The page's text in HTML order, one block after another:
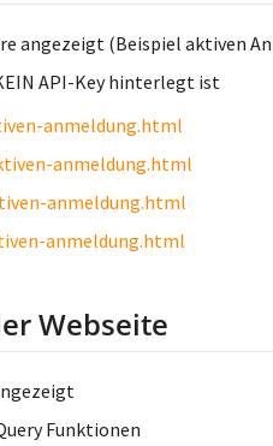
angezeigt (Beispiel aktiven
API-Key hinterlegt ist
anmeldung.html
anmeldung.html
anmeldung.html
anmeldung.html
Webseite
Funktionen